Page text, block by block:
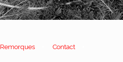
Remorques Contact